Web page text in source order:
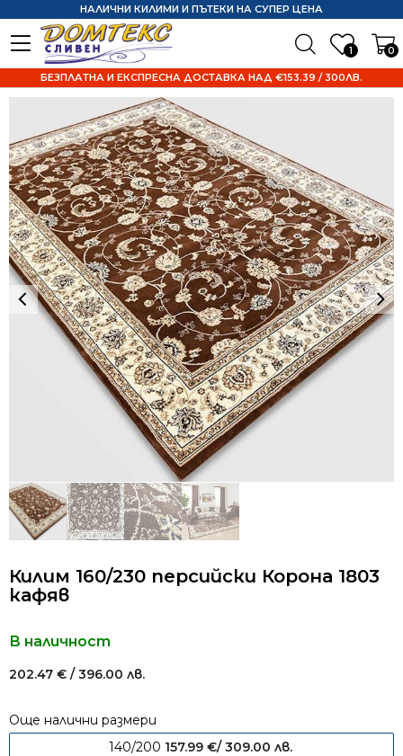
1 0
НАЛИЧНИ КИЛИМИ И ПЪТЕКИ НА СУПЕР ЦЕНА
БЕЗПЛАТНА И ЕКСПРЕСНА ДОСТАВКА НАД €153.39 / 300ЛВ.
Килим 160/230 персийски Корона 1803
кафяв
В наличност
202.47 € / 396.00 лв.
Още налични размери
140/200 157.99 €/ 309.00 лв.